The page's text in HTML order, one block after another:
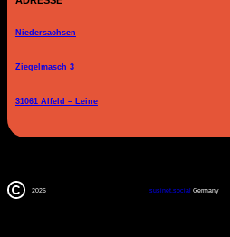
Niedersachsen
Ziegelmasch 3
31061 Alfeld – Leine
2026 susinet.social Germany